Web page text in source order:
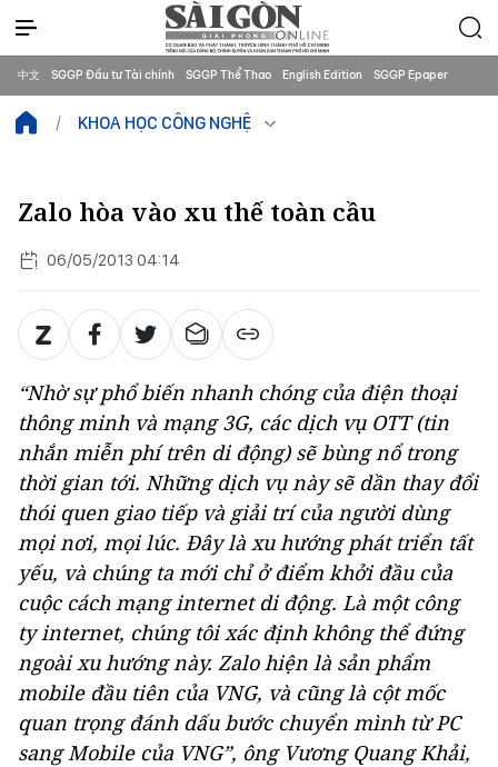
中文 SGGP Đầu tư Tài chính SGGP Thể Thao English Edition SGGP Epaper
KHOA HỌC CÔNG NGHỆ
Zalo hòa vào xu thế toàn cầu
06/05/2013 04:14
“Nhờ sự phổ biến nhanh chóng của điện thoại
thông minh và mạng 3G, các dịch vụ OTT (tin
nhắn miễn phí trên di động) sẽ bùng nổ trong
thời gian tới. Những dịch vụ này sẽ dần thay đổi
thói quen giao tiếp và giải trí của người dùng
mọi nơi, mọi lúc. Đây là xu hướng phát triển tất
yếu, và chúng ta mới chỉ ở điểm khởi đầu của
cuộc cách mạng internet di động. Là một công
ty internet, chúng tôi xác định không thể đứng
ngoài xu hướng này. Zalo hiện là sản phẩm
mobile đầu tiên của VNG, và cũng là cột mốc
quan trọng đánh dấu bước chuyển mình từ PC
sang Mobile của VNG”, ông Vương Quang Khải,